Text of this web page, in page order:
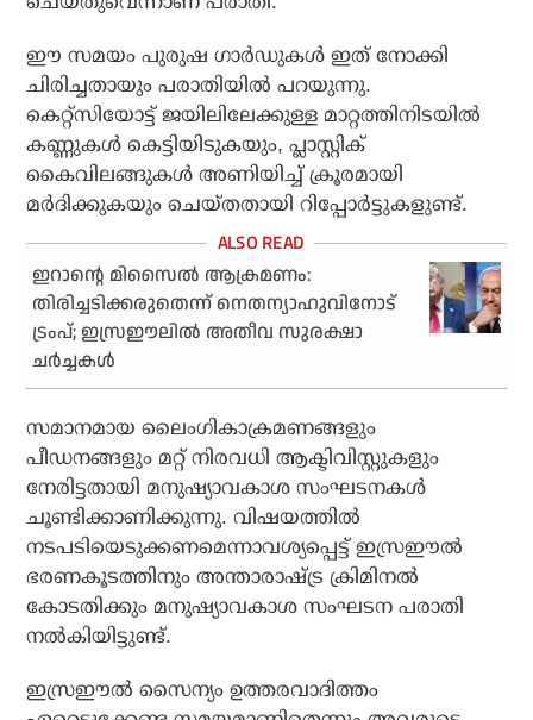
ഈ സമയം പുരുഷ ഗാര്‍ഡുകള്‍ ഇത് നോക്കി
ചിരിച്ചതായും പരാതിയില്‍ പറയുന്നു.
കെറ്റ്‌സിയോട്ട് ജയിലിലേക്കുള്ള മാറ്റത്തിനിടയില്‍
കണ്ണുകള്‍ കെട്ടിയിടുകയും, പ്ലാസ്റ്റിക്
കൈവിലങ്ങുകള്‍ അണിയിച്ച് ക്രൂരമായി
മര്‍ദിക്കുകയും ചെയ്തതായി റിപ്പോര്‍ട്ടുകളുണ്ട്.
ഇറാന്റെ മിസൈല്‍ ആക്രമണം:
തിരിച്ചടിക്കരുതെന്ന് നെതന്യാഹുവിനോട്
ട്രംപ്; ഇസ്രഈലില്‍ അതീവ സുരക്ഷാ
ചര്‍ച്ചകള്‍
സമാനമായ ലൈംഗികാക്രമണങ്ങളും
പീഡനങ്ങളും മറ്റ് നിരവധി ആക്ടിവിസ്റ്റുകളും
നേരിട്ടതായി മനുഷ്യാവകാശ സംഘടനകള്‍
ചൂണ്ടിക്കാണിക്കുന്നു. വിഷയത്തില്‍
നടപടിയെടുക്കണമെന്നാവശ്യപ്പെട്ട് ഇസ്രഈല്‍
ഭരണകൂടത്തിനും അന്താരാഷ്ട്ര ക്രിമിനല്‍
കോടതിക്കും മനുഷ്യാവകാശ സംഘടന പരാതി
നല്‍കിയിട്ടുണ്ട്.
ഇസ്രഈല്‍ സൈന്യം ഉത്തരവാദിത്തം